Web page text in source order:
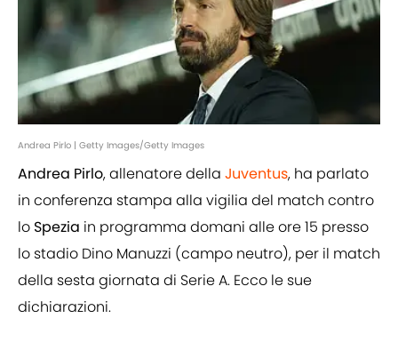
Andrea Pirlo | Getty Images/Getty Images
Andrea Pirlo, allenatore della Juventus, ha parlato
in conferenza stampa alla vigilia del match contro
lo Spezia in programma domani alle ore 15 presso
lo stadio Dino Manuzzi (campo neutro), per il match
della sesta giornata di Serie A. Ecco le sue
dichiarazioni.